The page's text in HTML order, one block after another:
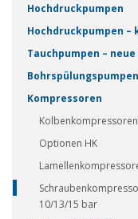
Hochdruckpumpen
Hochdruckpumpen –
Tauchpumpen –
Bohrspülungspumpen
Kompressoren
Kolbenkompressoren
Optionen HK
10/13/15 bar